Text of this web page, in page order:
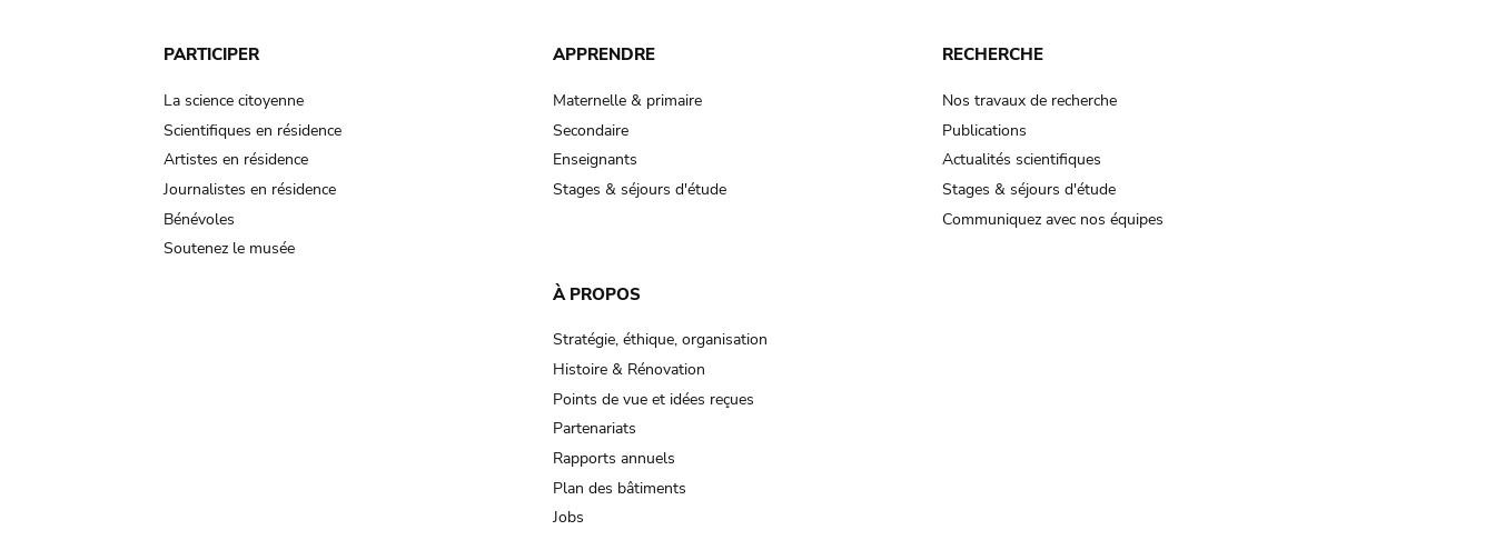
PARTICIPER
La science citoyenne
Scientifiques en résidence
Artistes en résidence
Journalistes en résidence
Bénévoles
Soutenez le musée
APPRENDRE
Maternelle & primaire
Secondaire
Enseignants
Stages & séjours d'étude
RECHERCHE
Nos travaux de recherche
Publications
Actualités scientifiques
Stages & séjours d'étude
Communiquez avec nos équipes
À PROPOS
Stratégie, éthique, organisation
Histoire & Rénovation
Points de vue et idées reçues
Partenariats
Rapports annuels
Plan des bâtiments
Jobs